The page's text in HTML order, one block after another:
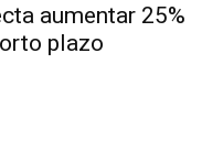
aumentar 25%
plazo